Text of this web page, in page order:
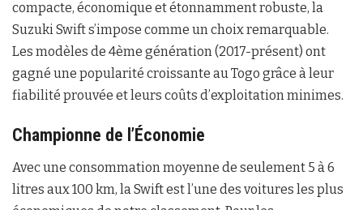
compacte, économique et étonnamment robuste, la
Suzuki Swift s’impose comme un choix remarquable.
Les modèles de 4ème génération (2017-présent) ont
gagné une popularité croissante au Togo grâce à leur
fiabilité prouvée et leurs coûts d’exploitation minimes.
Championne de l’Économie
Avec une consommation moyenne de seulement 5 à 6
litres aux 100 km, la Swift est l’une des voitures les plus